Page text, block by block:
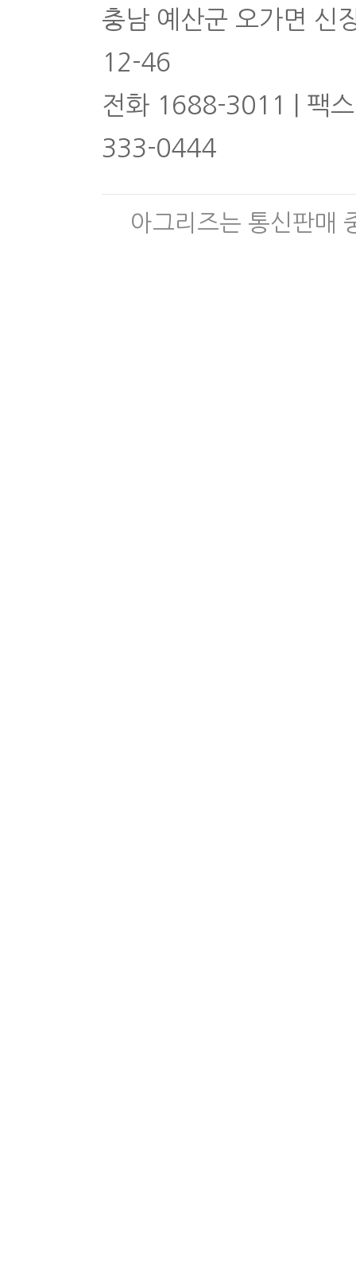
충남 예산군 오가면 신
12-46
전화 1688-3011 | 팩
333-0444
아그리즈는 통신판매